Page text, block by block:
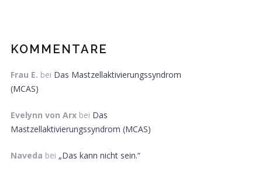
KOMMENTARE
Frau E. bei Das Mastzellaktivierungssyndrom
(MCAS)
Evelynn von Arx bei Das
Mastzellaktivierungssyndrom (MCAS)
Naveda bei „Das kann nicht sein.“